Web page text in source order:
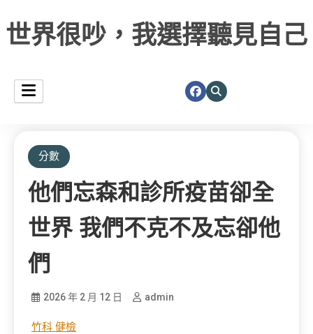
世界很吵，我選擇聽見自己
分數
他們忘森和診所疫苗卻全
世界 我們不克不及忘卻他
們
2026 年 2 月 12 日 admin
竹科 健檢